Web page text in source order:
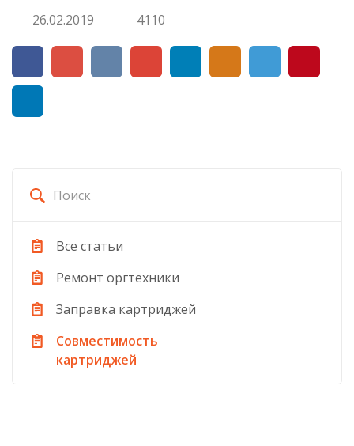
Сообщение
26.02.2019 4110
Все статьи
Ремонт оргтехники
Заправка картриджей
Совместимость
картриджей